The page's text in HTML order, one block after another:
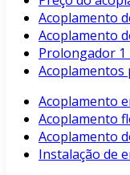
Acoplamento
Acoplamento
Prolongador 1
Acoplamentos
Acoplamento
Acoplamento
Acoplamento
Instalação de